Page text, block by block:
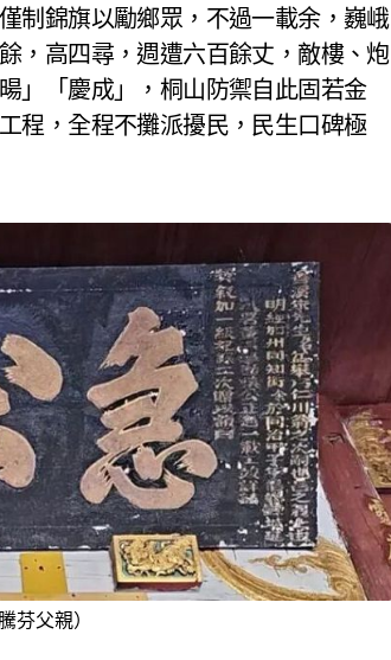
制錦旗以勵鄉眾，不過一載余，巍峨
，高四尋，週遭六百餘丈，敵樓、炮
」「慶成」，桐山防禦自此固若金
程，全程不攤派擾民，民生口碑極
芬父親）